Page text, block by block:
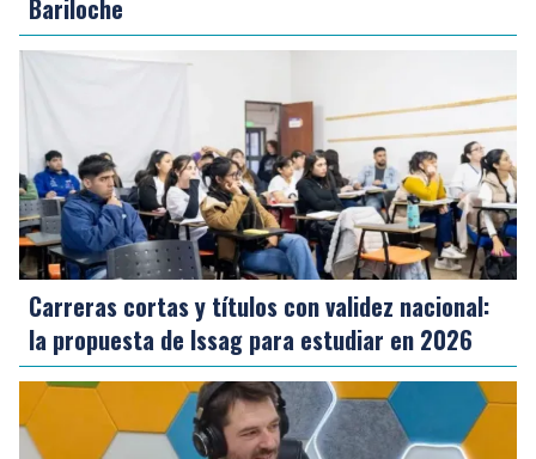
Bariloche
Carreras cortas y títulos con validez nacional:
la propuesta de Issag para estudiar en 2026